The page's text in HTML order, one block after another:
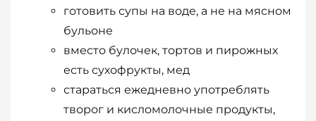
готовить супы на воде, а не на мясном
бульоне
вместо булочек, тортов и пирожных
есть сухофрукты, мед
стараться ежедневно употреблять
творог и кисломолочные продукты,